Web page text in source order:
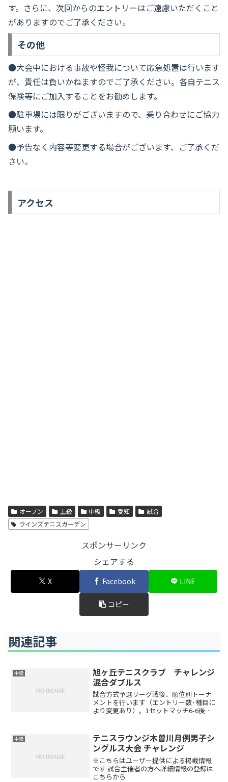
す。さらに、次回からのエントリーはご遠慮いただくこと
がありますのでご了承ください。
その他
●大会中における事故や怪我について応急処置は行います
が、責任は負いかねますのでご了承ください。各自テニス
保険等にご加入することをお勧めします。
●駐車場には限りがございますので、乗り合わせにご協力
願います。
●予告なく内容等変更する場合がございます、ご了承くだ
さい。
アクセス
オープン 上級 中級 愛知
試合
ウインズテニスガーデン
スポンサーリンク
シェアする
X Facebook LINE
コピー
関連記事
中級
旭ヶ丘テニスクラブ チャレンジ
混合ダブルス
試合方式予選リーグ戦後、順位別トーナ
メントを行います（エントリー数･種目に
より変更あり）。1セットマッチ6-6後タ
初・中級者対象です。旭ヶ丘テニスクラ
ブにおける上級者...
中級
テニスラウンジ木曽川月例男子シ
ングルス大会 チャレンジ
※こちらはユーザー提供による掲載情報
です 試合主催者の方へ詳細情報の登録は
こちらから